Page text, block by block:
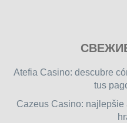
free
games
Atefia Casino: descubre
tus
Cazeus Casino: najlepšie